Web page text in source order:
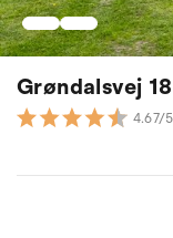
Grøndalsvej
4.67/5